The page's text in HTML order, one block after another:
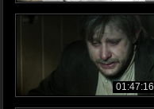
01:47:16